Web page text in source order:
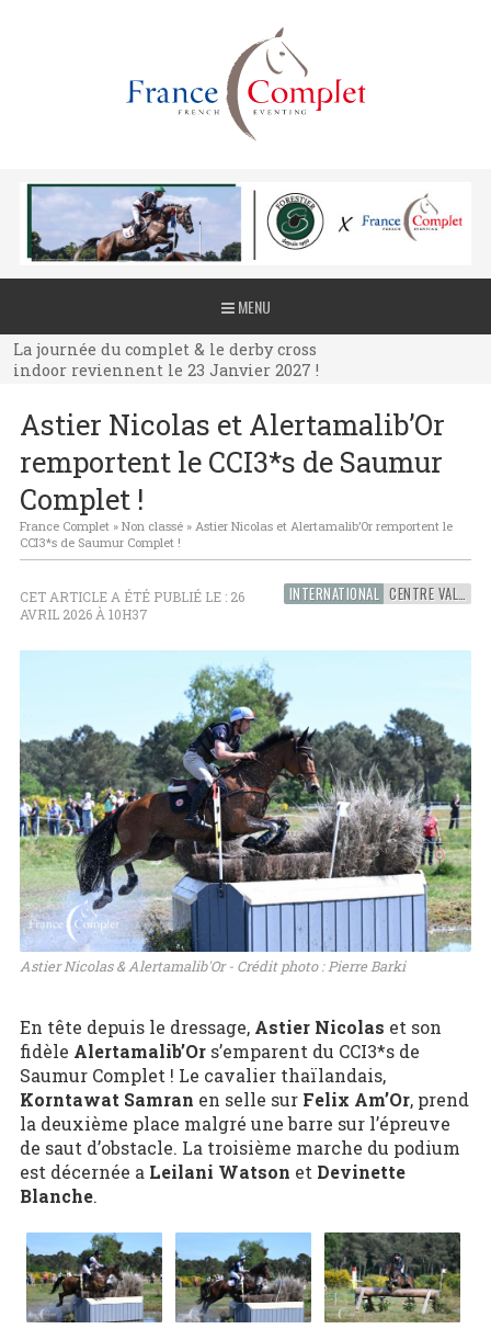
MENU
La journée du complet & le derby cross
indoor reviennent le 23 Janvier 2027 !
La journée du complet & le derby cross
indoor reviennent le 23 Janvier 2027 !
indoor reviennent le 23 Janvier 2027 !
Astier Nicolas et Alertamalib’Or
remportent le CCI3*s de Saumur
Complet !
France Complet» Non classé» Astier Nicolas et Alertamalib’Or remportent le
CCI3*s de Saumur Complet !
INTERNATIONAL CENTRE VAL-DE-LOIRE
CET ARTICLE A ÉTÉ PUBLIÉ LE : 26
AVRIL 2026 À 10H37
Astier Nicolas & Alertamalib'Or - Crédit photo : Pierre Barki
En tête depuis le dressage, Astier Nicolas et son
fidèle Alertamalib’Ors’emparent du CCI3*s de
Saumur Complet ! Le cavalier thaïlandais,
Korntawat Samran en selle sur Felix Am’Or, prend
la deuxième place malgré une barre sur l’épreuve
de saut d’obstacle. La troisième marche du podium
est décernée a Leilani Watson et Devinette
Blanche.